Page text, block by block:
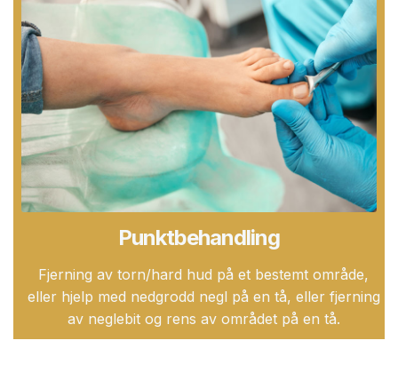
Punktbehandling
Fjerning av torn/hard hud på et bestemt område,
eller hjelp med nedgrodd negl på en tå, eller fjerning
av neglebit og rens av området på en tå.